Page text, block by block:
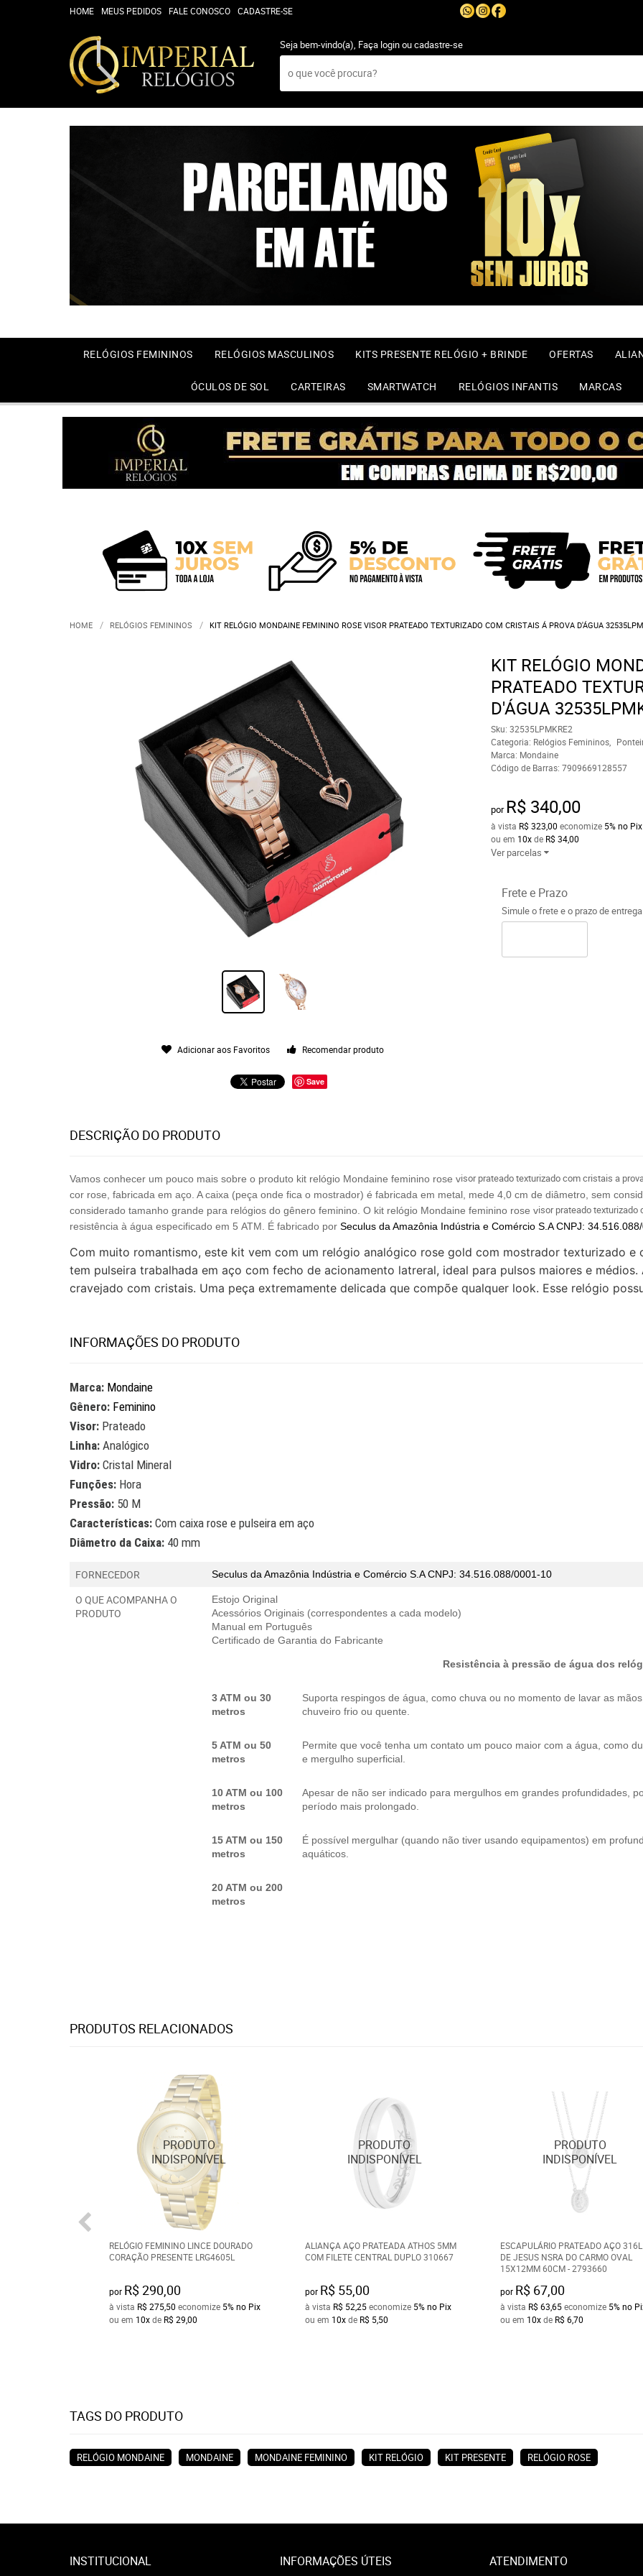
HOME MEUS PEDIDOS FALE CONOSCO CADASTRE-SE
Seja bem-vindo(a), Faça loginoucadastre-se
RELÓGIOS FEMININOS RELÓGIOS MASCULINOS KITS PRESENTE RELÓGIO + BRINDE OFERTAS
ÓCULOS DE SOL CARTEIRAS SMARTWATCH RELÓGIOS INFANTIS MARCAS
HOME RELÓGIOS FEMININOS KIT RELÓGIO MONDAINE FEMININO ROSE VISOR PRATEADO TEXTURIZADO COM CRISTAIS Á PROVA D'ÁGUA
Adicionar aos Favoritos Recomendar produto
Save
KIT RELÓGIO
PRATEADO
D'ÁGUA
Sku: 32535LPMKRE2
Categoria: Relógios Femininos
Marca: Mondaine
Código de Barras: 7909669128557
por R$ 340,00
à vista R$ 323,00 economize 5% no Pix
ou em 10xde R$ 34,00
Ver parcelas
Frete e Prazo
Simule o frete e o prazo de
DESCRIÇÃO DO PRODUTO
Vamos conhecer um pouco mais sobre o produto kit relógio Mondaine feminino rose visor prateado texturizado com cristais a
cor rose, fabricada em aço. A caixa (peça onde fica o mostrador) é fabricada em metal, mede 4,0 cm de diâmetro, sem
considerado tamanho grande para relógios do gênero feminino. O kit relógio Mondaine feminino rose visor prateado texturizado
resistência à água especificado em 5 ATM. É fabricado por Seculus da Amazônia Indústria e Comércio S.A CNPJ:
Com muito romantismo, este kit vem com um relógio analógico rose gold com mostrador texturizado e
tem pulseira trabalhada em aço com fecho de acionamento latreral, ideal para pulsos maiores e
cravejado com cristais. Uma peça extremamente delicada que compõe qualquer look. Esse relógio
INFORMAÇÕES DO PRODUTO
Marca: Mondaine
Gênero: Feminino
Visor: Prateado
Linha: Analógico
Vidro: Cristal Mineral
Funções: Hora
Pressão: 50 M
Características: Com caixa rose e pulseira em aço
Diâmetro da Caixa: 40 mm
FORNECEDOR Seculus da Amazônia Indústria e Comércio S.A CNPJ: 34.516.088/0001-10
O QUE ACOMPANHA O
PRODUTO
Estojo Original
Acessórios Originais (correspondentes a cada modelo)
Manual em Português
Certificado de Garantia do Fabricante
Resistência à pressão de água dos
3 ATM ou 30
metros
Suporta respingos de água, como chuva ou no momento de lavar as
chuveiro frio ou quente.
5 ATM ou 50
metros
Permite que você tenha um contato um pouco maior com a água, como
e mergulho superficial.
10 ATM ou 100
metros
Apesar de não ser indicado para mergulhos em grandes profundidades,
período mais prolongado.
15 ATM ou 150
metros
É possível mergulhar (quando não tiver usando equipamentos) em
aquáticos.
20 ATM ou 200
metros
PRODUTOS RELACIONADOS
RELÓGIO FEMININO LINCE DOURADO
CORAÇÃO PRESENTE LRG4605L
por R$ 290,00
à vista R$ 275,50 economize 5%no Pix
ou em 10xde R$ 29,00
ALIANÇA AÇO PRATEADA ATHOS 5MM
COM FILETE CENTRAL DUPLO 310667
por R$ 55,00
à vista R$ 52,25economize 5% no Pix
ou em 10xde R$ 5,50
ESCAPULÁRIO PRATEADO AÇO
DE JESUS NSRA DO CARMO OVAL
15X12MM 60CM - 2793660
por R$ 67,00
à vista R$ 63,65economize 5%no
ou em 10xde R$ 6,70
TAGS DO PRODUTO
RELÓGIO MONDAINE MONDAINE MONDAINE FEMININO KIT RELÓGIO KIT PRESENTE RELÓGIO ROSE
INSTITUCIONAL INFORMAÇÕES ÚTEIS ATENDIMENTO